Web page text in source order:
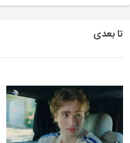
تا بعدی